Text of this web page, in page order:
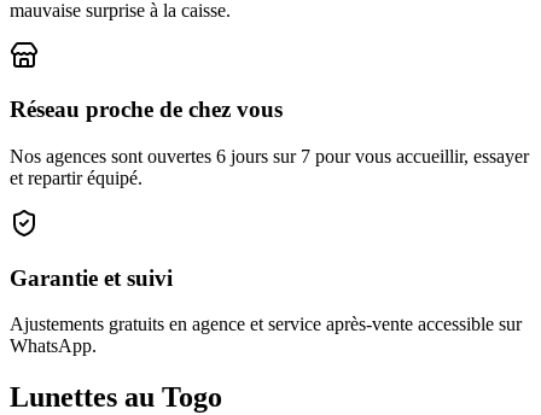
mauvaise surprise à la caisse.
Réseau proche de chez vous
Nos agences sont ouvertes 6 jours sur 7 pour vous accueillir, essayer
et repartir équipé.
Garantie et suivi
Ajustements gratuits en agence et service après-vente accessible sur
WhatsApp.
Lunettes au Togo